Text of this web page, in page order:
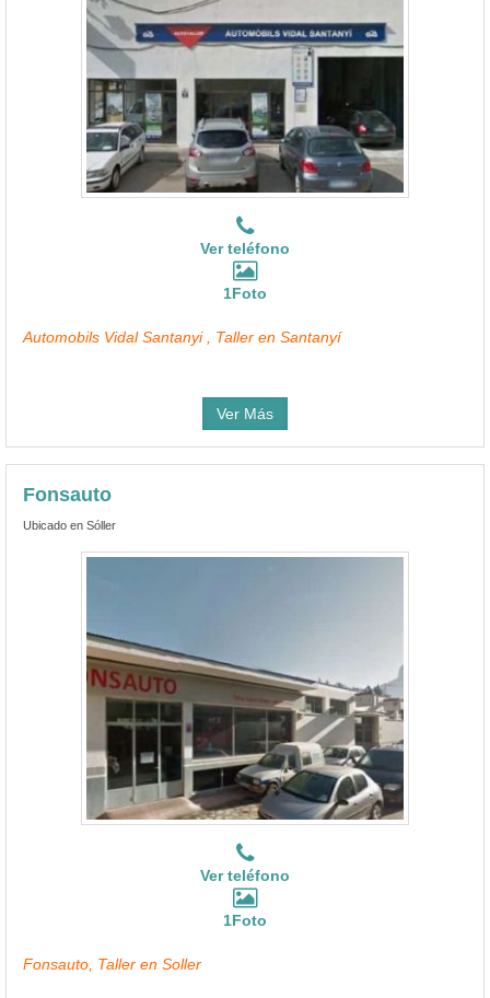
Ver teléfono
1Foto
Automobils Vidal Santanyi , Taller en Santanyí
Ver Más
Fonsauto
Ubicado en Sóller
Ver teléfono
1Foto
Fonsauto, Taller en Soller